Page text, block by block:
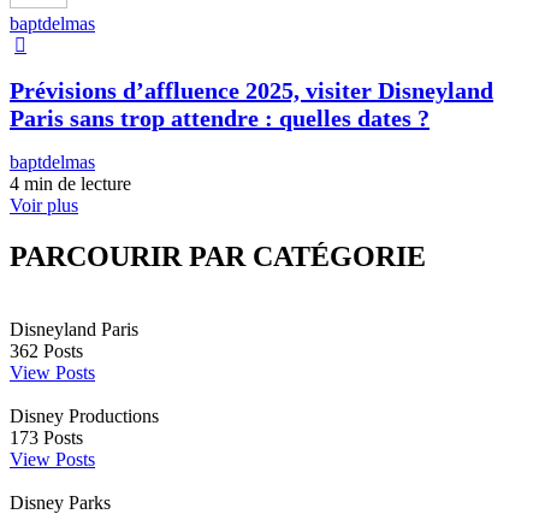
baptdelmas
Prévisions d’affluence 2025, visiter Disneyland
Paris sans trop attendre : quelles dates ?
baptdelmas
4 min de lecture
Voir plus
PARCOURIR PAR CATÉGORIE
Disneyland Paris
362 Posts
View Posts
Disney Productions
173 Posts
View Posts
Disney Parks